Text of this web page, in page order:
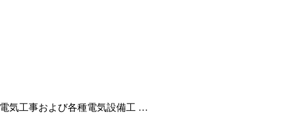
気工事および各種電気設備工 …